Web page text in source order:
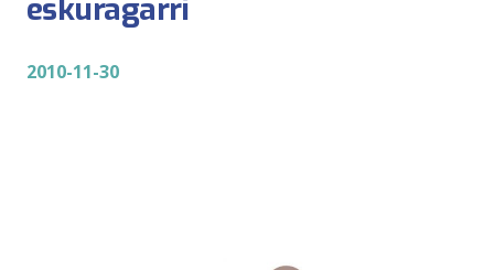
eskuragarri
2010-11-30